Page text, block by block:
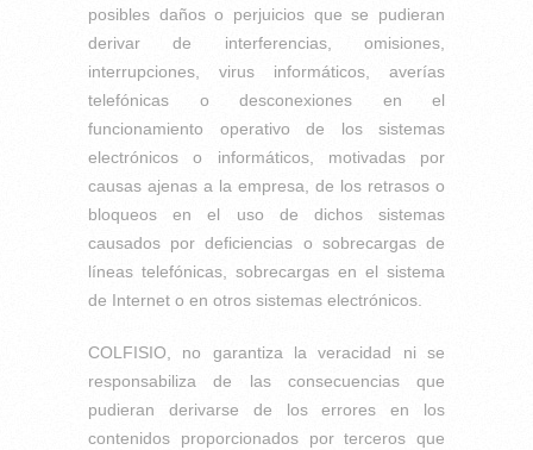
posibles daños o perjuicios que se pudieran
derivar de interferencias, omisiones,
interrupciones, virus informáticos, averías
telefónicas o desconexiones en el
funcionamiento operativo de los sistemas
electrónicos o informáticos, motivadas por
causas ajenas a la empresa, de los retrasos o
bloqueos en el uso de dichos sistemas
causados por deficiencias o sobrecargas de
líneas telefónicas, sobrecargas en el sistema
de Internet o en otros sistemas electrónicos.
COLFISIO, no garantiza la veracidad ni se
responsabiliza de las consecuencias que
pudieran derivarse de los errores en los
contenidos proporcionados por terceros que